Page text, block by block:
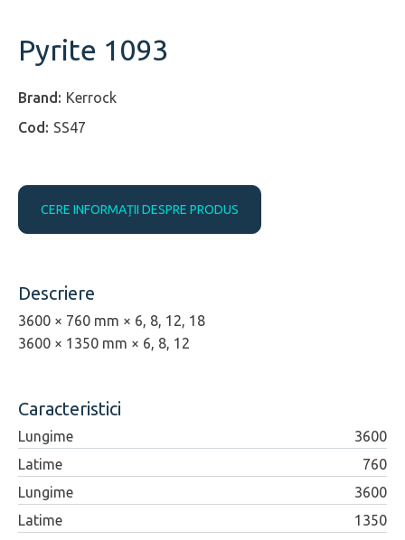
Pyrite 1093
Kerrock
SS47
CERE INFORMAȚII DESPRE PRODUS
Descriere
3600 × 760 mm × 6, 8, 12, 18
3600 × 1350 mm × 6, 8, 12
Caracteristici
Lungime
3600
Latime
760
Lungime
3600
Latime
1350